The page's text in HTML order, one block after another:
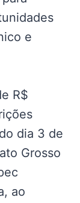
e
R$
dia 3 de
Grosso
ao